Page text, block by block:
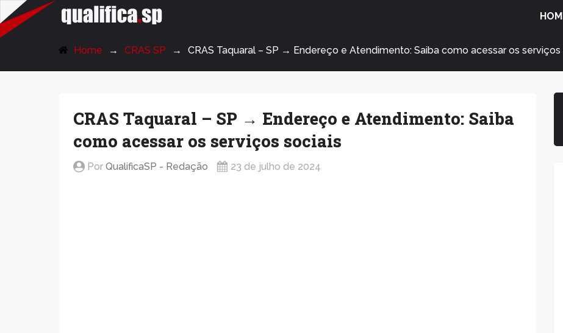
QualificaSP.com
Home CRAS SP CRAS Taquaral – SP → Endereço e Atendimento: Saiba como acessar os serviços
CRAS Taquaral – SP → Endereço e Atendimento: Saiba
como acessar os serviços sociais
PorQualificaSP - Redação 23 de julho de 2024